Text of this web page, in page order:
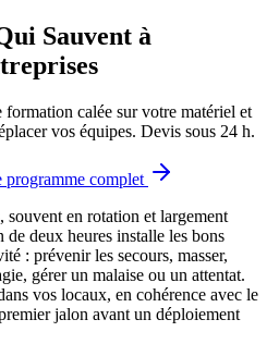
Sauvent à
calée sur votre matériel et
vos équipes. Devis sous 24 h.
programme complet
en rotation et largement
deux heures installe les bons
: prévenir les secours, masser,
gérer un malaise ou un attentat.
vos locaux, en cohérence avec le
jalon avant un déploiement